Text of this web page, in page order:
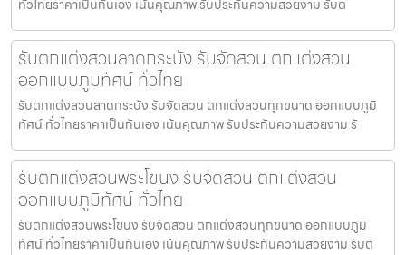
ทั่วไทยราคาเป็นกันเอง เน้นคุณภาพ รับประกันความสวยงาม รับต
รับตกแต่งสวนลาดกระบัง รับจัดสวน ตกแต่งสวน
ออกแบบภูมิทัศน์ ทั่วไทย
รับตกแต่งสวนลาดกระบัง รับจัดสวน ตกแต่งสวนทุกขนาด ออกแบบภูมิ
ทัศน์ ทั่วไทยราคาเป็นกันเอง เน้นคุณภาพ รับประกันความสวยงาม รั
รับตกแต่งสวนพระโขนง รับจัดสวน ตกแต่งสวน
ออกแบบภูมิทัศน์ ทั่วไทย
รับตกแต่งสวนพระโขนง รับจัดสวน ตกแต่งสวนทุกขนาด ออกแบบภูมิ
ทัศน์ ทั่วไทยราคาเป็นกันเอง เน้นคุณภาพ รับประกันความสวยงาม รับต